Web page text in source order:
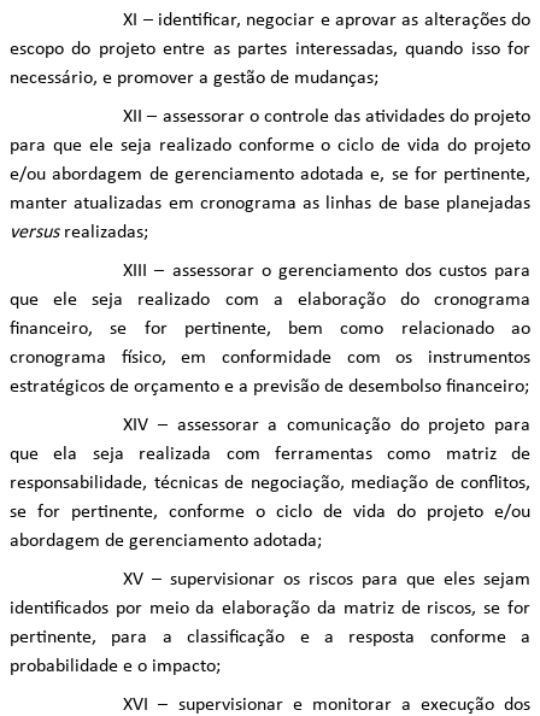
XI – identificar, negociar e aprovar as alterações do
escopo do projeto entre as partes interessadas, quando isso for
necessário, e promover a gestão de mudanças;
XII – assessorar o controle das atividades do projeto
para que ele seja realizado conforme o ciclo de vida do projeto
e/ou abordagem de gerenciamento adotada e, se for pertinente,
manter atualizadas em cronograma as linhas de base planejadas
versusrealizadas;
XIII – assessorar o gerenciamento dos custos para
que ele seja realizado com a elaboração do cronograma
financeiro, se for pertinente, bem como relacionado ao
cronograma físico, em conformidade com os instrumentos
estratégicos de orçamento e a previsão de desembolso financeiro;
XIV – assessorar a comunicação do projeto para
que ela seja realizada com ferramentas como matriz de
responsabilidade, técnicas de negociação, mediação de conflitos,
se for pertinente, conforme o ciclo de vida do projeto e/ou
abordagem de gerenciamento adotada;
XV – supervisionar os riscos para que eles sejam
identificados por meio da elaboração da matriz de riscos, se for
pertinente, para a classificação e a resposta conforme a
probabilidade e o impacto;
XVI – supervisionar e monitorar a execução dos